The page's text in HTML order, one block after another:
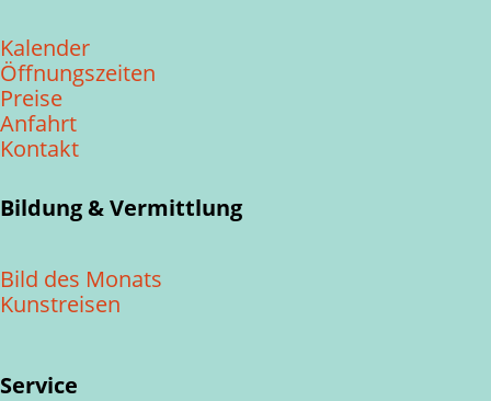
Kalender
Öffnungszeiten
Preise
Anfahrt
Kontakt
Bildung & Vermittlung
Bild des Monats
Kunstreisen
Service